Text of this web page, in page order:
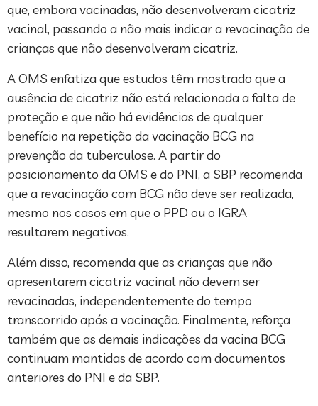
que, embora vacinadas, não desenvolveram cicatriz
vacinal, passando a não mais indicar a revacinação de
crianças que não desenvolveram cicatriz.
A OMS enfatiza que estudos têm mostrado que a
ausência de cicatriz não está relacionada a falta de
proteção e que não há evidências de qualquer
benefício na repetição da vacinação BCG na
prevenção da tuberculose. A partir do
posicionamento da OMS e do PNI, a SBP recomenda
que a revacinação com BCG não deve ser realizada,
mesmo nos casos em que o PPD ou o IGRA
resultarem negativos.
Além disso, recomenda que as crianças que não
apresentarem cicatriz vacinal não devem ser
revacinadas, independentemente do tempo
transcorrido após a vacinação. Finalmente, reforça
também que as demais indicações da vacina BCG
continuam mantidas de acordo com documentos
anteriores do PNI e da SBP.